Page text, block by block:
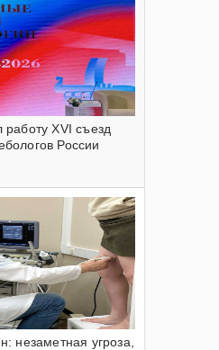
XVI съезд
России
незаметная угроза,